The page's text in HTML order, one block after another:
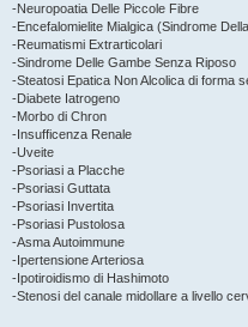
-Neuropoatia Delle Piccole Fibre
-Encefalomielite Mialgica (Sindrome
-Reumatismi Extrarticolari
-Sindrome Delle Gambe Senza Riposo
-Steatosi Epatica Non Alcolica di forma
-Diabete Iatrogeno
-Morbo di Chron
-Insufficenza Renale
-Uveite
-Psoriasi a Placche
-Psoriasi Guttata
-Psoriasi Invertita
-Psoriasi Pustolosa
-Asma Autoimmune
-Ipertensione Arteriosa
-Ipotiroidismo di Hashimoto
-Stenosi del canale midollare a livello